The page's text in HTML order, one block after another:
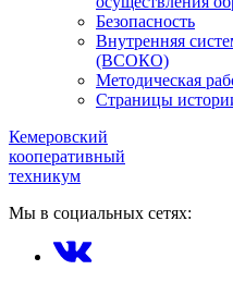
Безопасность
Внутренняя
(ВСОКО)
Методическая
Страницы
Кемеровский
кооперативный
техникум
Мы в социальных сетях: